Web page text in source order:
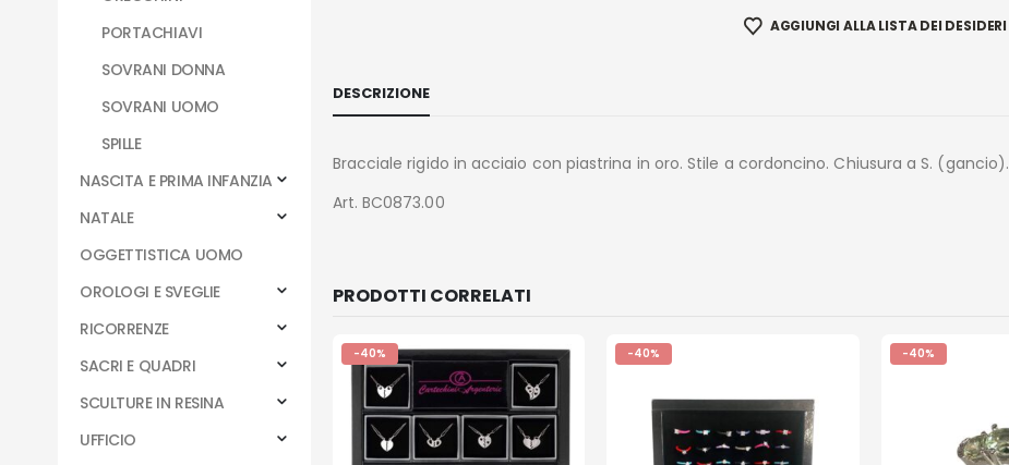
AGGIUNGI ALLA LISTA DEI DESIDERI
DESCRIZIONE
Bracciale rigido in acciaio con piastrina in oro. Stile a cordoncino. Chiusura a S. (gancio).
Art. BC0873.00
PRODOTTI CORRELATI
-40% -40% -40%
PORTACHIAVI
SOVRANI DONNA
SOVRANI UOMO
SPILLE
NASCITA E PRIMA INFANZIA
NATALE
OGGETTISTICA UOMO
OROLOGI E SVEGLIE
RICORRENZE
SACRI E QUADRI
SCULTURE IN RESINA
UFFICIO